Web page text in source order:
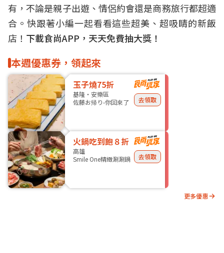
有，不論是親子出遊、情侶約會還是商務旅行都超適
合。快跟著小編一起看看這些超美、超吸睛的新飯
店！ 下載食尚APP，天天免費抽大獎！
本週優惠券，領起來
玉子燒75折
基隆・安樂區
佐藤お帰り-你回來了
去領取
火鍋吃到飽８折
高雄
Smile One精緻涮涮鍋
去領取
更多優惠